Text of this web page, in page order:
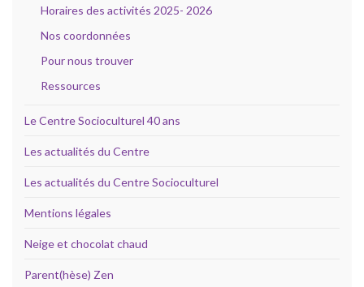
Horaires des activités 2025- 2026
Nos coordonnées
Pour nous trouver
Ressources
Le Centre Socioculturel 40 ans
Les actualités du Centre
Les actualités du Centre Socioculturel
Mentions légales
Neige et chocolat chaud
Parent(hèse) Zen